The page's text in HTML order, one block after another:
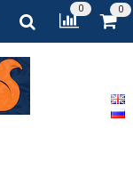
0 0